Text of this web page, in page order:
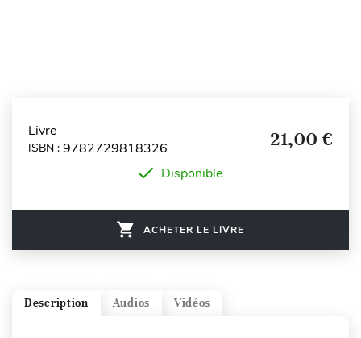
Livre
ISBN : 9782729818326 21,00 €
Disponible
ACHETER LE LIVRE
Vidéos
Audios
Description